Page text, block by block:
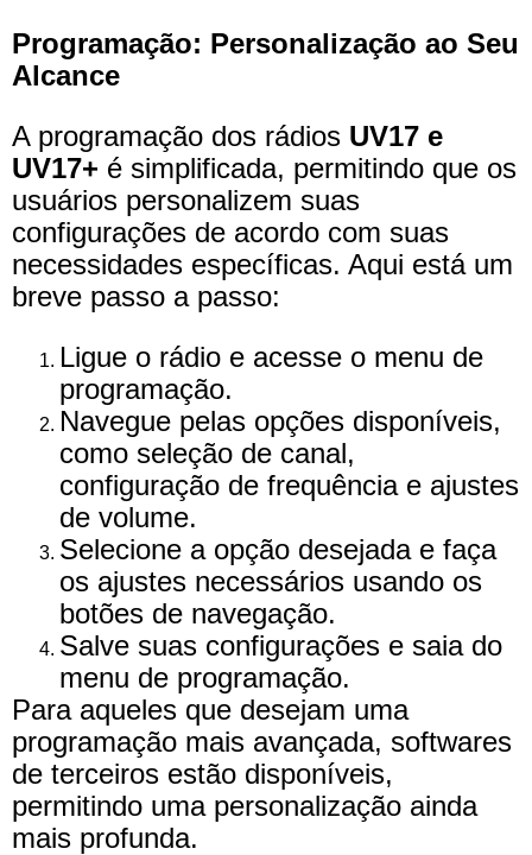
Programação: Personalização ao Seu
Alcance
A programação dos rádios UV17 e
UV17+ é simplificada, permitindo que os
usuários personalizem suas
configurações de acordo com suas
necessidades específicas. Aqui está um
breve passo a passo:
Ligue o rádio e acesse o menu de
programação.
Navegue pelas opções disponíveis,
como seleção de canal,
configuração de frequência e ajustes
de volume.
Selecione a opção desejada e faça
os ajustes necessários usando os
botões de navegação.
Salve suas configurações e saia do
menu de programação.
Para aqueles que desejam uma
programação mais avançada, softwares
de terceiros estão disponíveis,
permitindo uma personalização ainda
mais profunda.